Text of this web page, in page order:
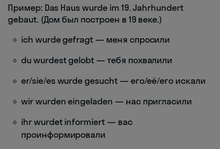
Пример: Das Haus wurde im 19. Jahrhundert
gebaut. (Дом был построен в 19 веке.)
ich wurde gefragt — меня спросили
du wurdest gelobt — тебя похвалили
er/sie/es wurde gesucht — его/её/его искали
wir wurden eingeladen — нас пригласили
ihr wurdet informiert — вас
проинформировали